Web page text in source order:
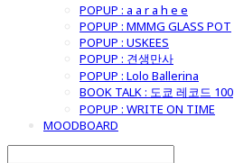
POPUP : a a r a h e e
POPUP : MMMG GLASS POT
POPUP : USKEES
POPUP : 견생만사
POPUP : Lolo Ballerina
BOOK TALK : 도쿄 레코드 100
POPUP : WRITE ON TIME
MOODBOARD